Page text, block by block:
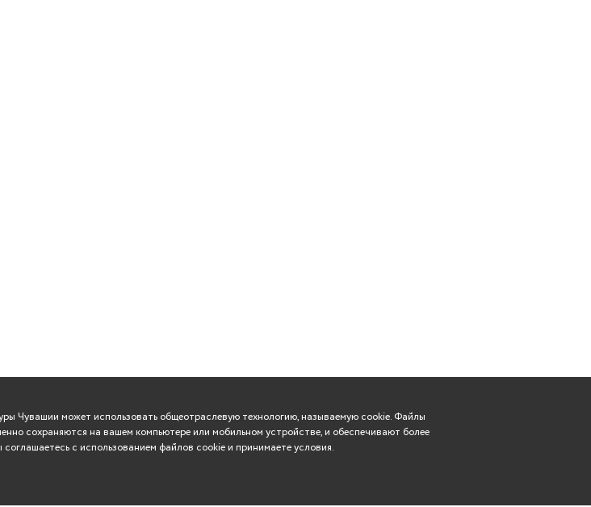
Чувашии может использовать общеотраслевую технологию, называемую cookie. Файлы
сохраняются на вашем компьютере или мобильном устройстве, и обеспечивают более
с использованием файлов cookie и принимаете условия.